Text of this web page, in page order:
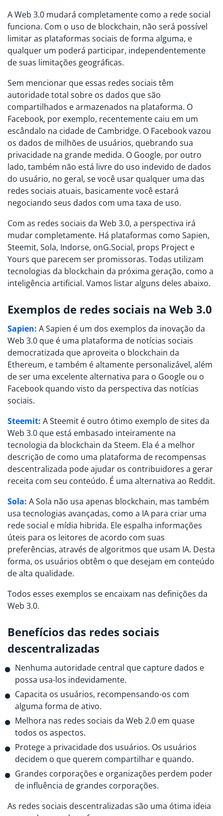
A Web 3.0 mudará completamente como a rede social
funciona. Com o uso de blockchain, não será possível
limitar as plataformas sociais de forma alguma, e
qualquer um poderá participar, independentemente
de suas limitações geográficas.
Sem mencionar que essas redes sociais têm
autoridade total sobre os dados que são
compartilhados e armazenados na plataforma. O
Facebook, por exemplo, recentemente caiu em um
escândalo na cidade de Cambridge. O Facebook vazou
os dados de milhões de usuários, quebrando sua
privacidade na grande medida. O Google, por outro
lado, também não está livre do uso indevido de dados
do usuário, no geral, se você usar qualquer uma das
redes sociais atuais, basicamente você estará
negociando seus dados com uma taxa de uso.
Com as redes sociais da Web 3.0, a perspectiva irá
mudar completamente. Há plataformas como Sapien,
Steemit, Sola, Indorse, onG.Social, props Project e
Yours que parecem ser promissoras. Todas utilizam
tecnologias da blockchain da próxima geração, como a
inteligência artificial. Vamos listar alguns deles abaixo.
Exemplos de redes sociais na Web 3.0
Sapien: A Sapien é um dos exemplos da inovação da
Web 3.0 que é uma plataforma de notícias sociais
democratizada que aproveita o blockchain da
Ethereum, e também é altamente personalizável, além
de ser uma excelente alternativa para o Google ou o
Facebook quando visto da perspectiva das notícias
sociais.
Steemit: A Steemit é outro ótimo exemplo de sites da
Web 3.0 que está embasado inteiramente na
tecnologia da blockchain da Steem. Ela é a melhor
descrição de como uma plataforma de recompensas
descentralizada pode ajudar os contribuidores a gerar
receita com seu conteúdo. É uma alternativa ao Reddit.
Sola: A Sola não usa apenas blockchain, mas também
usa tecnologias avançadas, como a IA para criar uma
rede social e mídia hibrida. Ele espalha informações
úteis para os leitores de acordo com suas
preferências, através de algoritmos que usam IA. Desta
forma, os usuários obtêm o que desejam em conteúdo
de alta qualidade.
Todos esses exemplos se encaixam nas definições da
Web 3.0.
Benefícios das redes sociais
descentralizadas
Nenhuma autoridade central que capture dados e
possa usa-los indevidamente.
Capacita os usuários, recompensando-os com
alguma forma de ativo.
Melhora nas redes sociais da Web 2.0 em quase
todos os aspectos.
Protege a privacidade dos usuários. Os usuários
decidem o que querem compartilhar e quando.
Grandes corporações e organizações perdem poder
de influência de grandes corporações.
As redes sociais descentralizadas são uma ótima ideia